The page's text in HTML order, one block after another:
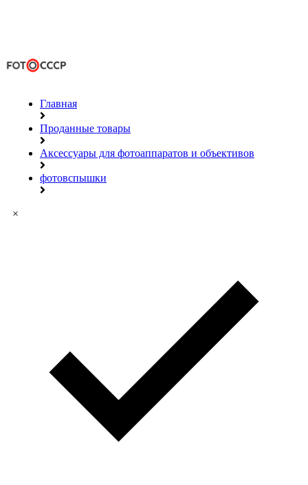
Главная
Проданные товары
Аксессуары для фотоаппаратов и объективов
фотовспышки
×